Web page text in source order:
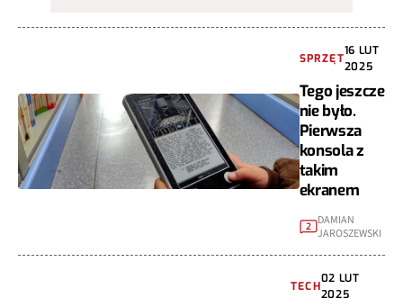
SPRZĘT
16 LUT
2025
Tego jeszcze
nie było.
Pierwsza
konsola z
takim
ekranem
2 DAMIAN
JAROSZEWSKI
TECH
02 LUT
2025